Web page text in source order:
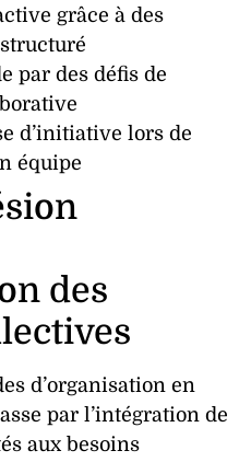
grâce à des
par des défis de
d’initiative lors de
équipe
des
d’organisation en
par l’intégration de
aux besoins